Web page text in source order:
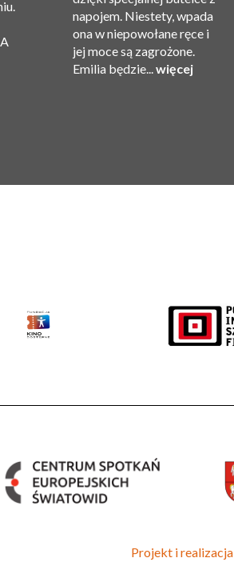
napojem. Niestety, wpada
ona w niepowołane ręce i
jej moce są zagrożone.
Emilia będzie...więcej
Projekt i realizacja